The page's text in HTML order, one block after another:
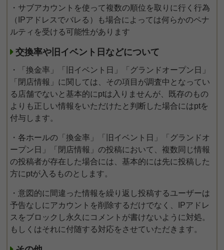
・サブアカウントを使って複数の順位を取りに行く行為
（IPアドレスでバレる）も場合によっては何らかのペナ
ルティを受ける可能性があります
交換率や旧イベント日などについて
・「換金率」「旧イベント日」「グランドオープン日」
「閉店情報」に関しては、その項目が調査中となってい
る店舗でないと基本的にptは入りませんが、既存のもの
よりも正しい情報をいただけたと判断した場合にはptを
付与します。
・各ホールの「換金率」「旧イベント日」「グランドオ
ープン日」「閉店情報」の投稿において、複数同じ情報
の投稿者が存在した場合には、基本的には先に投稿した
方にptが入るものとします。
・意図的に間違った情報を繰り返し投稿するユーザーは
予告なしにアカウントを削除するだけでなく、IPアドレ
スをブロックし永久にコメントが書けないように対処。
もしくはそれに付随する対応をさせていただきます。